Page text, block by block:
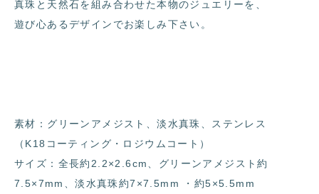
真珠と天然石を組み合わせた本物のジュエリーを、
遊び心あるデザインでお楽しみ下さい。
素材：グリーンアメジスト、淡水真珠、ステンレス
（K18コーティング・ロジウムコート）
サイズ：全長約2.2×2.6cm、グリーンアメジスト約
7.5×7mm、淡水真珠約7×7.5mm ・約5×5.5mm